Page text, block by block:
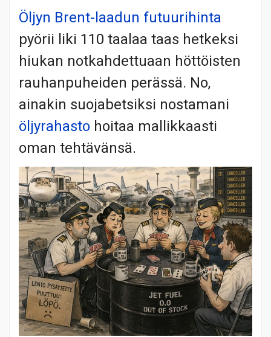
Öljyn Brent-laadun futuurihinta
pyörii liki 110 taalaa taas hetkeksi
hiukan notkahdettuaan höttöisten
rauhanpuheiden perässä. No,
ainakin suojabetsiksi nostamani
öljyrahasto hoitaa mallikkaasti
oman tehtävänsä.